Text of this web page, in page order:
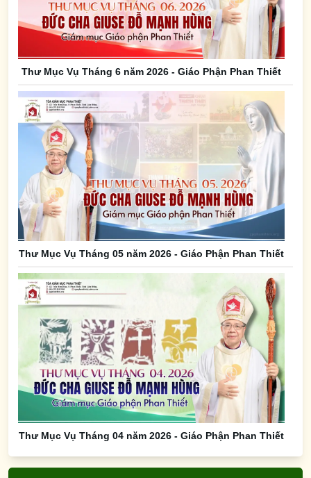
Thư Mục Vụ Tháng 6 năm 2026 - Giáo Phận Phan Thiết
Thư Mục Vụ Tháng 05 năm 2026 - Giáo Phận Phan Thiết
Thư Mục Vụ Tháng 04 năm 2026 - Giáo Phận Phan Thiết